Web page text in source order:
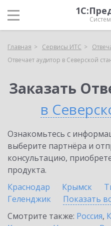
Главная Сервисы ИТС
Отвечает аудитор в Северской
Заказать
в
Ознакомьтесь с
выберите партнёра и
консультацию,
продукта.
Краснодар
Крымск
Геленджик
Показать
Смотрите также: Россия,